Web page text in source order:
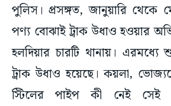
পুলিস। প্রসঙ্গত, জানুয়ারি থেকে
পণ্য বোঝাই ট্রাক উধাও হওয়ার
হলদিয়ার চারটি থানায়।
ট্রাক উধাও হয়েছে। কয়লা,
স্টিলের পাইপ কী নেই সেই